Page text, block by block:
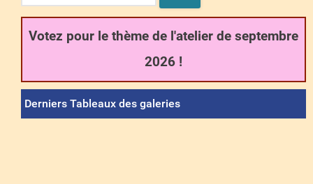
Votez pour le thème de l'atelier de septembre
2026 !
Derniers Tableaux des galeries